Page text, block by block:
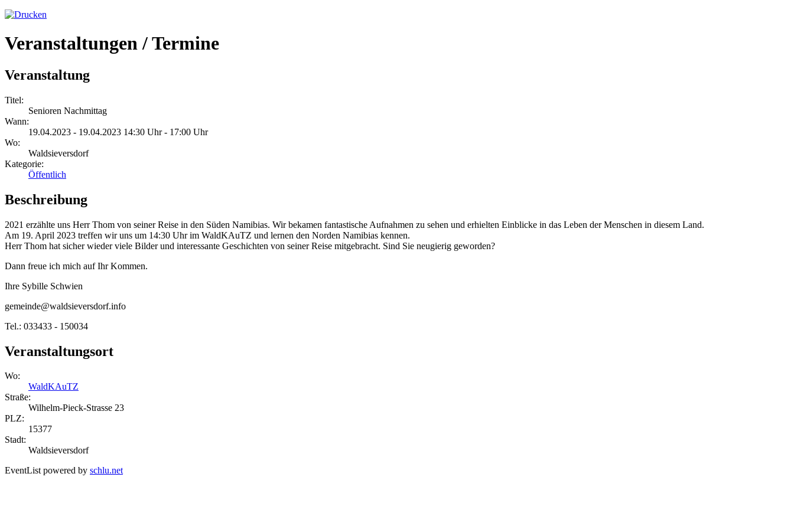
Veranstaltungen / Termine
Veranstaltung
Titel:
Senioren Nachmittag
Wann:
19.04.2023 - 19.04.2023 14:30 Uhr - 17:00 Uhr
Wo:
Waldsieversdorf
Kategorie:
Öffentlich
Beschreibung
2021 erzählte uns Herr Thom von seiner Reise in den Süden Namibias. Wir bekamen fantastische Aufnahmen zu sehen und erhielten Einblicke in das Leben der Menschen in diesem Land.
Am 19. April 2023 treffen wir uns um 14:30 Uhr im WaldKAuTZ und lernen den Norden Namibias kennen.
Herr Thom hat sicher wieder viele Bilder und interessante Geschichten von seiner Reise mitgebracht. Sind Sie neugierig geworden?
Dann freue ich mich auf Ihr Kommen.
Ihre Sybille Schwien
gemeinde@waldsieversdorf.info
Tel.: 033433 - 150034
Veranstaltungsort
Wo:
WaldKAuTZ
Straße:
Wilhelm-Pieck-Strasse 23
PLZ:
15377
Stadt:
Waldsieversdorf
EventList powered by schlu.net